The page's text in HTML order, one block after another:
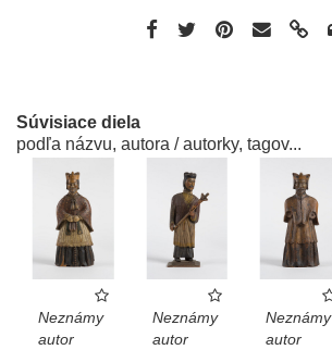
Súvisiace diela
podľa názvu, autora / autorky, tagov...
Neznámy
autor
Neznámy
autor
Neznámy
autor